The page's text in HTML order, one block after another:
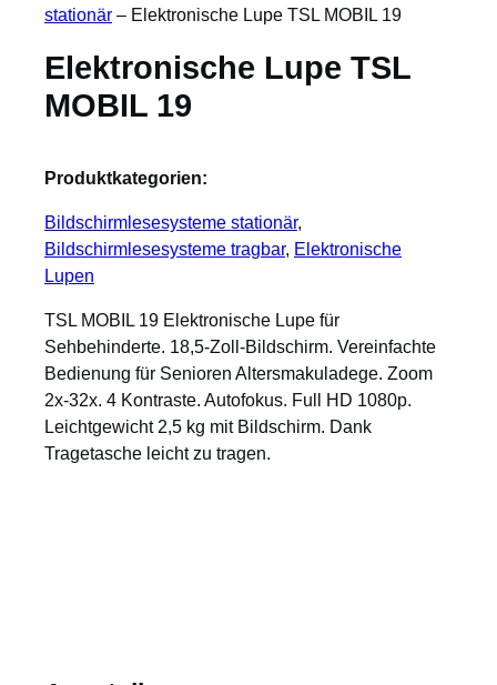
stationär – Elektronische Lupe TSL MOBIL 19
Elektronische Lupe TSL
MOBIL 19
Produktkategorien:
Bildschirmlesesysteme stationär
Bildschirmlesesysteme tragbar, Elektronische
Lupen
TSL MOBIL 19 Elektronische Lupe für
Sehbehinderte. 18,5-Zoll-Bildschirm. Vereinfachte
Bedienung für Senioren Altersmakuladege. Zoom
2x-32x. 4 Kontraste. Autofokus. Full HD 1080p.
Leichtgewicht 2,5 kg mit Bildschirm. Dank
Tragetasche leicht zu tragen.